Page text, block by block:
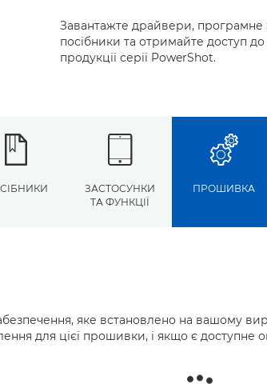
Завантажте драйвери, програмне
посібники та отримайте доступ
продукції серії PowerShot.
ЗАСТОСУНКИ
ТА ФУНКЦІЇ
ПРОШИВКА
яке встановлено на вашому
для цієї прошивки, і якщо є